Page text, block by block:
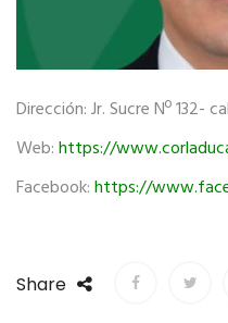
Dirección: Jr. Sucre Nº 132-
Web:https://
Facebook:https://
Share